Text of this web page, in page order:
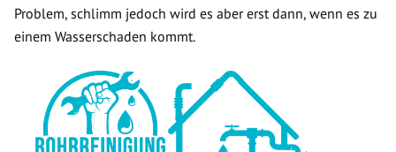
Problem, schlimm jedoch wird es aber erst dann, wenn es zu
einem Wasserschaden kommt.